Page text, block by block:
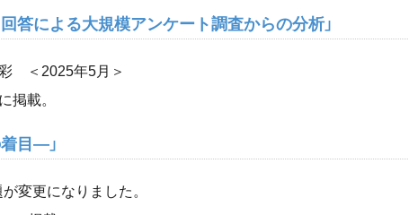
による大規模アンケート調査からの分析」
＜2025年5月＞
に掲載。
目―」
変更になりました。